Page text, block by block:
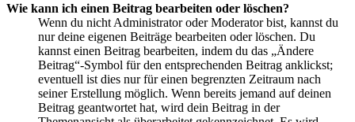
Wie kann ich einen Beitrag bearbeiten oder löschen?
Wenn du nicht Administrator oder Moderator bist, kannst du
nur deine eigenen Beiträge bearbeiten oder löschen. Du
kannst einen Beitrag bearbeiten, indem du das „Ändere
Beitrag“-Symbol für den entsprechenden Beitrag anklickst;
eventuell ist dies nur für einen begrenzten Zeitraum nach
seiner Erstellung möglich. Wenn bereits jemand auf deinen
Beitrag geantwortet hat, wird dein Beitrag in der